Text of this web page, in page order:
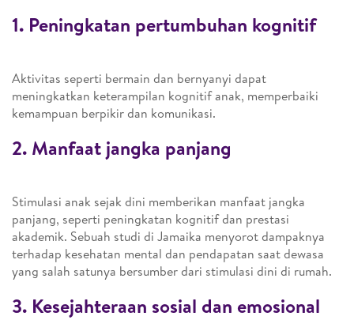
1. Peningkatan pertumbuhan kognitif
Aktivitas seperti bermain dan bernyanyi dapat
meningkatkan keterampilan kognitif anak, memperbaiki
kemampuan berpikir dan komunikasi.
2. Manfaat jangka panjang
Stimulasi anak sejak dini memberikan manfaat jangka
panjang, seperti peningkatan kognitif dan prestasi
akademik. Sebuah studi di Jamaika menyorot dampaknya
terhadap kesehatan mental dan pendapatan saat dewasa
yang salah satunya bersumber dari stimulasi dini di rumah.
3. Kesejahteraan sosial dan emosional